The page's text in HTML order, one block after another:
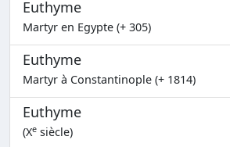
Euthyme
Martyr en Egypte (+ 305)
Euthyme
Martyr à Constantinople (+ 1814)
Euthyme
(Xe siècle)